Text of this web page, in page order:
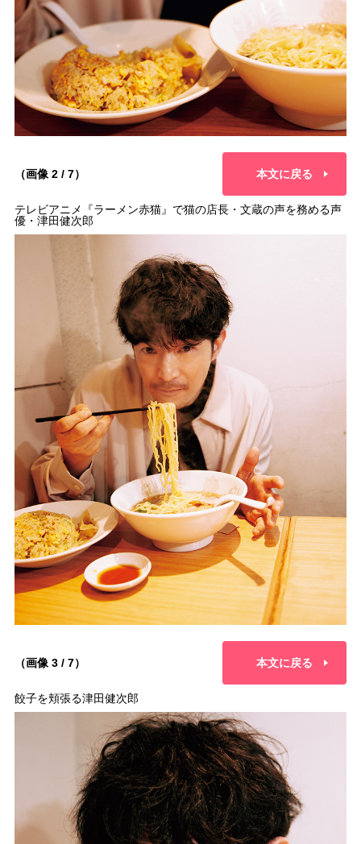
（画像 2 / 7） 本文に戻る
テレビアニメ『ラーメン赤猫』で猫の店長・文蔵の声を務める声
優・津田健次郎
（画像 3 / 7） 本文に戻る
餃子を頬張る津田健次郎